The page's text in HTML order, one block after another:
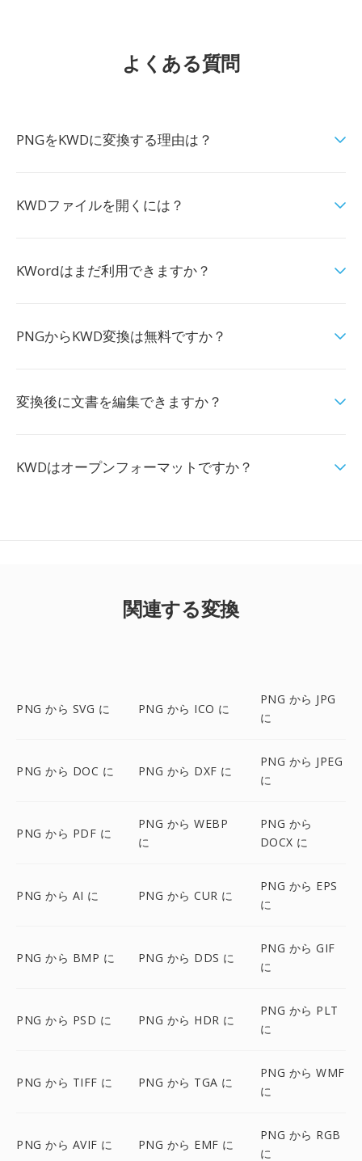
よくある質問
PNGをKWDに変換する理由は？
KWDファイルを開くには？
KWordはまだ利用できますか？
PNGからKWD変換は無料ですか？
変換後に文書を編集できますか？
KWDはオープンフォーマットですか？
関連する変換
PNG から SVG に PNG から ICO に
PNG から JPG
に
PNG から DOC に PNG から DXF に
PNG から JPEG
に
PNG から PDF に
PNG から WEBP
に
PNG から
DOCX に
PNG から AI に PNG から CUR に
PNG から EPS
に
PNG から BMP に PNG から DDS に
PNG から GIF
に
PNG から PSD に PNG から HDR に
PNG から PLT
に
PNG から TIFF に PNG から TGA に
PNG から WMF
に
PNG から AVIF に PNG から EMF に
PNG から RGB
に